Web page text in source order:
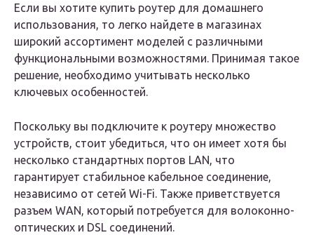
Если вы хотите купить роутер для домашнего
использования, то легко найдете в магазинах
широкий ассортимент моделей с различными
функциональными возможностями. Принимая такое
решение, необходимо учитывать несколько
ключевых особенностей.
Поскольку вы подключите к роутеру множество
устройств, стоит убедиться, что он имеет хотя бы
несколько стандартных портов LAN, что
гарантирует стабильное кабельное соединение,
независимо от сетей Wi-Fi. Также приветствуется
разъем WAN, который потребуется для волоконно-
оптических и DSL соединений.